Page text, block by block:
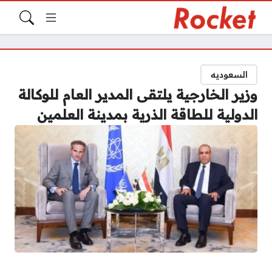
السعوديه
وزير الخارجية يلتقى المدير العام للوكالة
الدولية للطاقة الذرية بمدينة العلمين